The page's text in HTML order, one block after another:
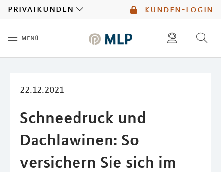
kunden-login
privatkunden
menü
22.12.2021
Schneedruck und
Dachlawinen: So
versichern Sie sich im